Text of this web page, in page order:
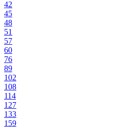
42
45
48
51
57
60
76
89
102
108
114
127
133
159